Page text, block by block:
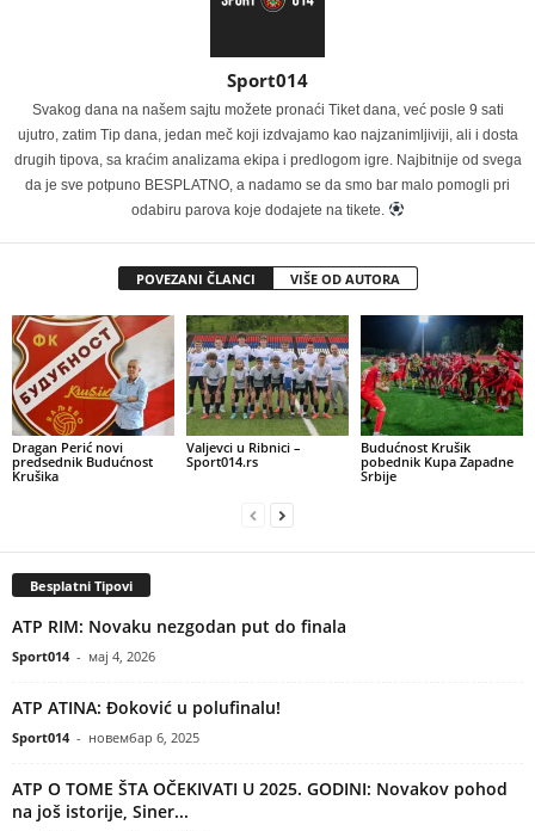
Sport014
Svakog dana na našem sajtu možete pronaći Tiket dana, već posle 9 sati
ujutro, zatim Tip dana, jedan meč koji izdvajamo kao najzanimljiviji, ali i dosta
drugih tipova, sa kraćim analizama ekipa i predlogom igre. Najbitnije od svega
da je sve potpuno BESPLATNO, a nadamo se da smo bar malo pomogli pri
odabiru parova koje dodajete na tikete.
POVEZANI ČLANCI VIŠE OD AUTORA
Dragan Perić novi
predsednik Budućnost
Krušika
Valjevci u Ribnici –
Sport014.rs
Budućnost Krušik
pobednik Kupa Zapadne
Srbije
Besplatni Tipovi
ATP RIM: Novaku nezgodan put do finala
Sport014 - мај 4, 2026
ATP ATINA: Đoković u polufinalu!
Sport014 - новембар 6, 2025
ATP O TOME ŠTA OČEKIVATI U 2025. GODINI: Novakov pohod
na još istorije, Siner...